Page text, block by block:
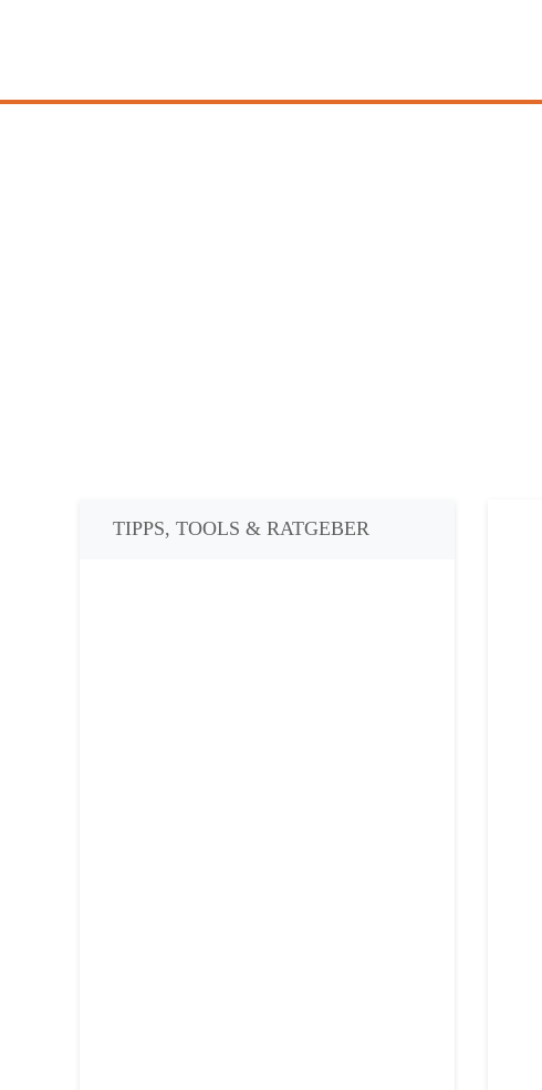
TIPPS, TOOLS & RATGEBER